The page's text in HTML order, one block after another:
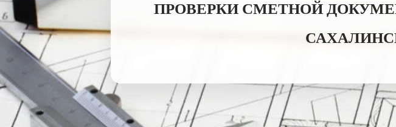
ПРОВЕРКИ СМЕТНОЙ